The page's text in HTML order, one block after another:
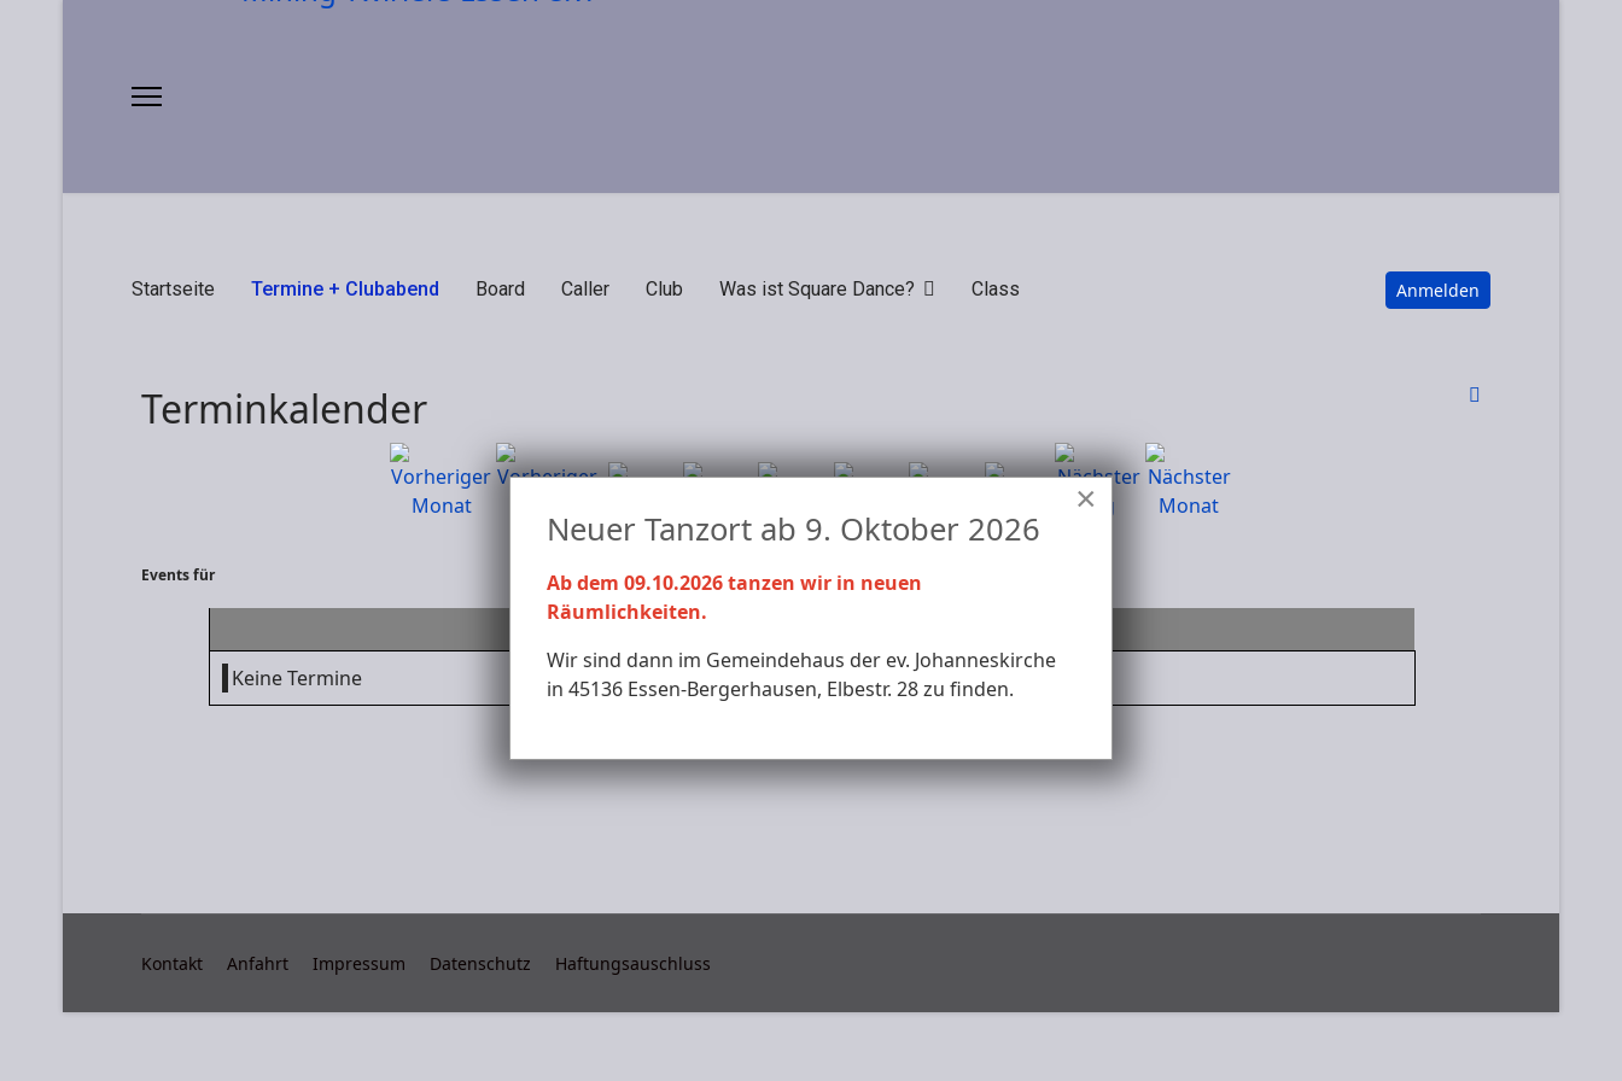
Startseite Termine + Clubabend Board Caller Club Was ist Square Dance? Class Anmelden
Terminkalender
Nach Jahr
Nach
Nach
Heute Suche
Gehe zu
Events für
Keine Termine
Kontakt Anfahrt Impressum Datenschutz Haftungsauschluss
×
Neuer Tanzort ab 9. Oktober 2026
Ab dem 09.10.2026 tanzen wir in neuen
Räumlichkeiten.
Wir sind dann im Gemeindehaus der ev. Johanneskirche
in 45136 Essen-Bergerhausen, Elbestr. 28 zu finden.